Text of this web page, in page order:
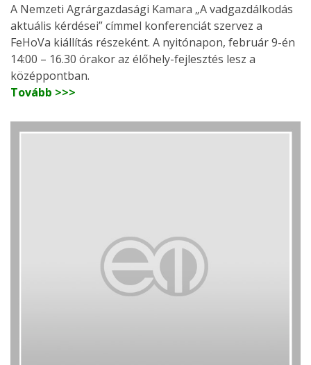
A Nemzeti Agrárgazdasági Kamara „A vadgazdálkodás
aktuális kérdései” címmel konferenciát szervez a
FeHoVa kiállítás részeként. A nyitónapon, február 9-én
14:00 – 16.30 órakor az élőhely-fejlesztés lesz a
középpontban.
Tovább >>>